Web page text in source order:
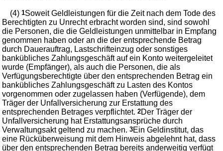
(4)1Soweit Geldleistungen für die Zeit nach dem Tode des
Berechtigten zu Unrecht erbracht worden sind, sind sowohl
die Personen, die die Geldleistungen unmittelbar in Empfang
genommen haben oder an die der entsprechende Betrag
durch Dauerauftrag, Lastschrifteinzug oder sonstiges
bankübliches Zahlungsgeschäft auf ein Konto weitergeleitet
wurde (Empfänger), als auch die Personen, die als
Verfügungsberechtigte über den entsprechenden Betrag ein
bankübliches Zahlungsgeschäft zu Lasten des Kontos
vorgenommen oder zugelassen haben (Verfügende), dem
Träger der Unfallversicherung zur Erstattung des
entsprechenden Betrages verpflichtet.2Der Träger der
Unfallversicherung hat Erstattungsansprüche durch
Verwaltungsakt geltend zu machen.3Ein Geldinstitut, das
eine Rücküberweisung mit dem Hinweis abgelehnt hat, dass
über den entsprechenden Betrag bereits anderweitig verfügt